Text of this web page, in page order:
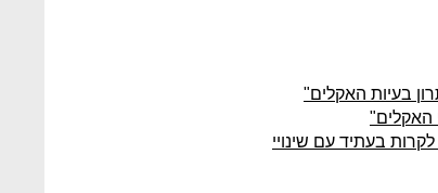
בעיות האקלים"
האקלים"
בעתיד עם שינויי